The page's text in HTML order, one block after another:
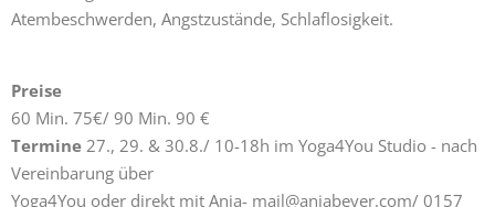
Atembeschwerden, Angstzustände, Schlaflosigkeit.
Preise
60 Min. 75€/ 90 Min. 90 €
Termine 27., 29. & 30.8./ 10-18h im Yoga4You Studio - nach
Vereinbarung über
Yoga4You oder direkt mit Anja- mail@anjabeyer.com/ 0157